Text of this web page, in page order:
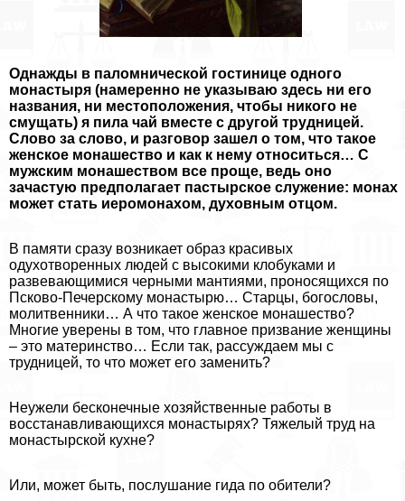
Однажды в паломнической гостинице одного
монастыря (намеренно не указываю здесь ни его
названия, ни местоположения, чтобы никого не
смущать) я пила чай вместе с другой трудницей.
Слово за слово, и разговор зашел о том, что такое
женское монашество и как к нему относиться… С
мужским монашеством все проще, ведь оно
зачастую предполагает пастырское служение: монах
может стать иеромонахом, духовным отцом.
В памяти сразу возникает образ красивых
одухотворенных людей с высокими клобуками и
развевающимися черными мантиями, проносящихся по
Псково-Печерскому монастырю… Старцы, богословы,
молитвенники… А что такое женское монашество?
Многие уверены в том, что главное призвание женщины
– это материнство… Если так, рассуждаем мы с
трудницей, то что может его заменить?
Неужели бесконечные хозяйственные работы в
восстанавливающихся монастырях? Тяжелый труд на
монастырской кухне?
Или, может быть, послушание гида по обители?